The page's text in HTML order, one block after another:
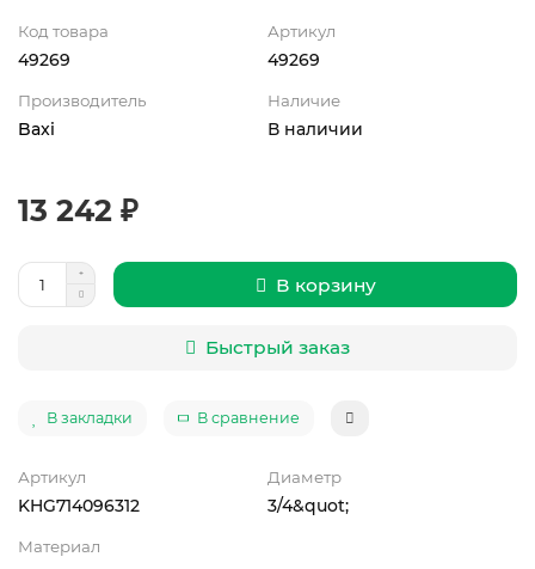
Код товара
49269
Артикул
49269
Производитель
Baxi
Наличие
В наличии
13 242 ₽
В корзину
Быстрый заказ
В закладки В сравнение
Артикул
KHG714096312
Диаметр
3/4&quot;
Материал